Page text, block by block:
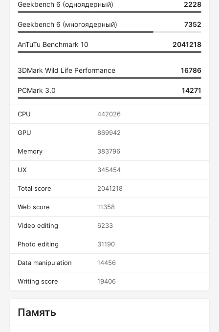
Geekbench 6 (одноядерный) 2228
Geekbench 6 (многоядерный) 7352
AnTuTu Benchmark 10 2041218
3DMark Wild Life Performance 16786
PCMark 3.0 14271
CPU 442026
GPU 869942
Memory 383796
UX 345454
Total score 2041218
Web score 11358
Video editing 6233
Photo editing 31190
Data manipulation 14456
Writing score 19406
Память